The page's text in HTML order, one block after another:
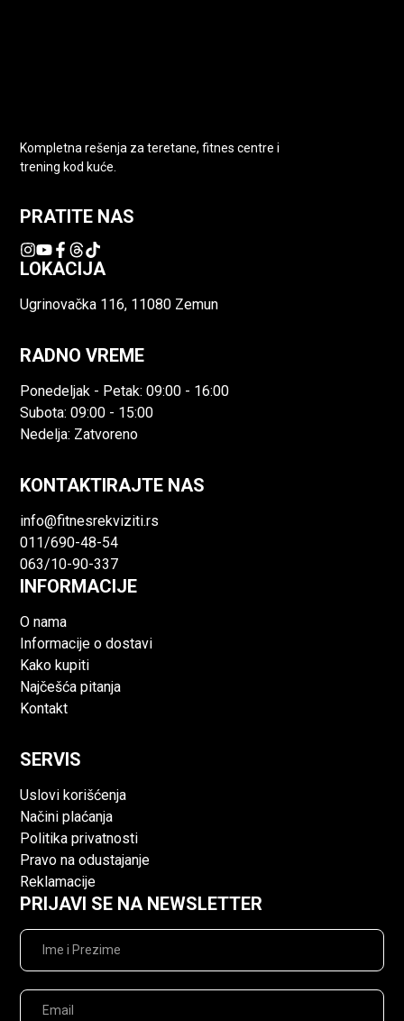
Kompletna rešenja za teretane, fitnes centre i
trening kod kuće.
PRATITE NAS
LOKACIJA
Ugrinovačka 116, 11080 Zemun
RADNO VREME
Ponedeljak - Petak: 09:00 - 16:00
Subota: 09:00 - 15:00
Nedelja: Zatvoreno
KONTAKTIRAJTE NAS
info@fitnesrekviziti.rs
011/690-48-54
063/10-90-337
INFORMACIJE
O nama
Informacije o dostavi
Kako kupiti
Najčešća pitanja
Kontakt
SERVIS
Uslovi korišćenja
Načini plaćanja
Politika privatnosti
Pravo na odustajanje
Reklamacije
PRIJAVI SE NA NEWSLETTER